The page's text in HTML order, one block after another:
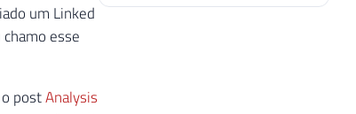
um Linked
esse
postAnalysis